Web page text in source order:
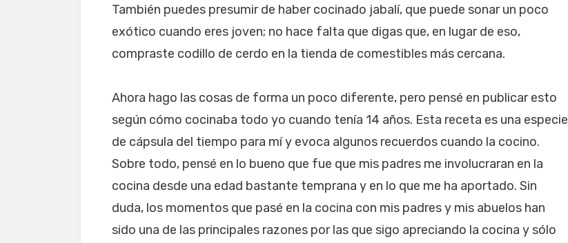
También puedes presumir de haber cocinado jabalí, que puede sonar un poco
exótico cuando eres joven; no hace falta que digas que, en lugar de eso,
compraste codillo de cerdo en la tienda de comestibles más cercana.
Ahora hago las cosas de forma un poco diferente, pero pensé en publicar esto
según cómo cocinaba todo yo cuando tenía 14 años. Esta receta es una especie
de cápsula del tiempo para mí y evoca algunos recuerdos cuando la cocino.
Sobre todo, pensé en lo bueno que fue que mis padres me involucraran en la
cocina desde una edad bastante temprana y en lo que me ha aportado. Sin
duda, los momentos que pasé en la cocina con mis padres y mis abuelos han
sido una de las principales razones por las que sigo apreciando la cocina y sólo